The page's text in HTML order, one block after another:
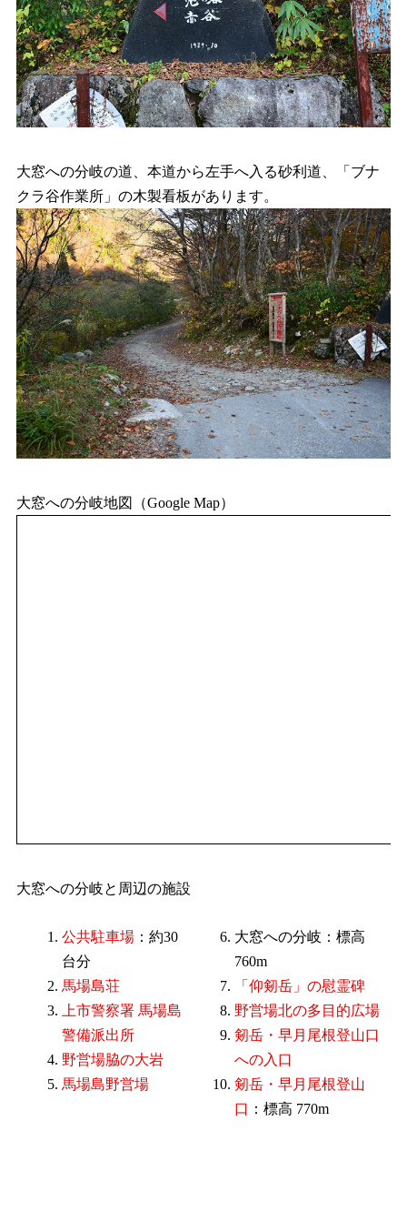
大窓への分岐の道、本道から左手へ入る砂利道、「ブナ
クラ谷作業所」の木製看板があります。
大窓への分岐地図（Google Map）
大窓への分岐と周辺の施設
公共駐車場 ：約30
台分
馬場島荘
上市警察署 馬場島
警備派出所
野営場脇の大岩
馬場島野営場
大窓への分岐：標高
760m
「仰剱岳」の慰霊碑
野営場北の多目的広場
剱岳・早月尾根登山口
への入口
剱岳・早月尾根登山
口 ：標高 770m